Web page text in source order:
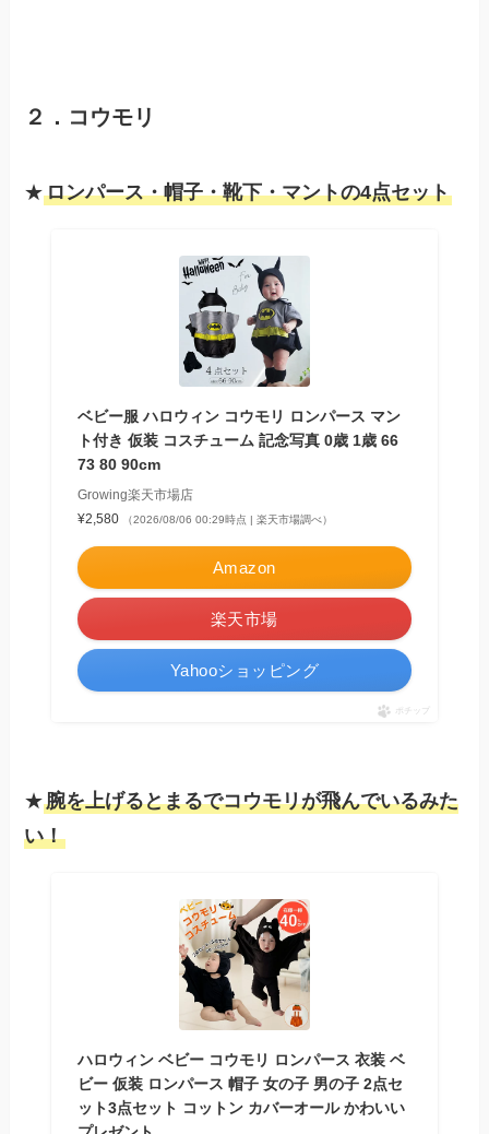
２．コウモリ
★ロンパース・帽子・靴下・マントの4点セット
ベビー服 ハロウィン コウモリ ロンパース マン
ト付き 仮装 コスチューム 記念写真 0歳 1歳 66
73 80 90cm
Growing楽天市場店
¥2,580
（2026/08/06 00:29時点 | 楽天市場調べ）
Amazon
楽天市場
Yahooショッピング
ポチップ
★腕を上げるとまるでコウモリが飛んでいるみた
い！
ハロウィン ベビー コウモリ ロンパース 衣装 ベ
ビー 仮装 ロンパース 帽子 女の子 男の子 2点セ
ット3点セット コットン カバーオール かわいい